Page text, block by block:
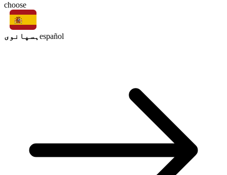
choose
ہسپانوی español